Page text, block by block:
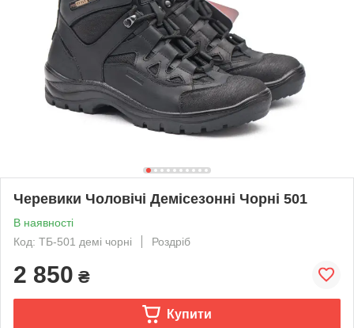
Черевики Чоловічі Демісезонні Чорні 501
В наявності
Код: ТБ-501 демі чорні
Роздріб
2 850 ₴
Купити